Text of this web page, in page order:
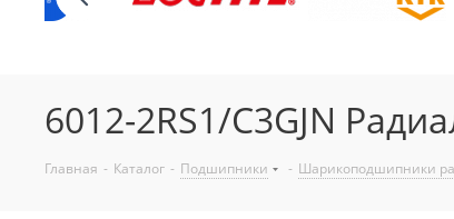
6012-2RS1/C3GJN
Главная - Каталог - Подшипники - Шарикоподшипники